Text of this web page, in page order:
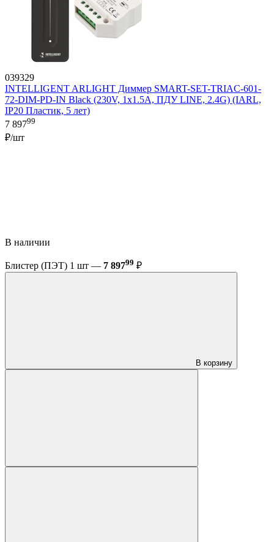
039329
INTELLIGENT ARLIGHT Диммер SMART-SET-TRIAC-601-
72-DIM-PD-IN Black (230V, 1x1.5A, ПДУ LINE, 2.4G) (IARL,
IP20 Пластик, 5 лет)
7 89799
₽/шт
В наличии
Блистер (ПЭТ) 1 шт — 7 89799 ₽
В корзину